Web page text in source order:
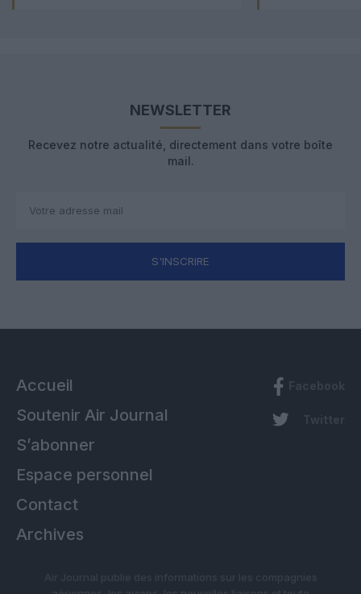
NEWSLETTER
Recevez notre actualité, directement dans votre boîte
mail.
S'INSCRIRE
Accueil
Soutenir Air Journal
S’abonner
Espace personnel
Contact
Archives